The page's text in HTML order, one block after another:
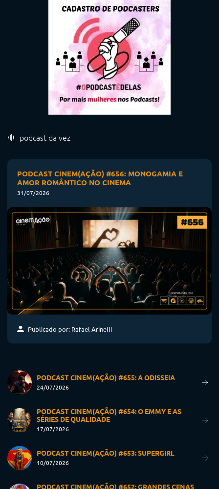
podcast da vez
PODCAST CINEM(AÇÃO) #656: MONOGAMIA E
AMOR ROMÂNTICO NO CINEMA
31/07/2026
Publicado por: Rafael Arinelli
PODCAST CINEM(AÇÃO) #655: A ODISSEIA
24/07/2026
PODCAST CINEM(AÇÃO) #654: O EMMY E AS
SÉRIES DE QUALIDADE
17/07/2026
PODCAST CINEM(AÇÃO) #653: SUPERGIRL
10/07/2026
PODCAST CINEM(AÇÃO) #652: GRANDES CENAS